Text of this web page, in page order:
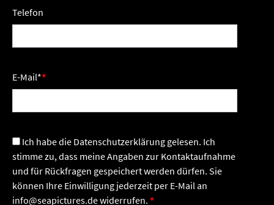
Telefon
E-Mail*
stimme zu, dass meine Angaben zur Kontaktaufnahme
und für Rückfragen gespeichert werden dürfen. Sie
können Ihre Einwilligung jederzeit per E-Mail an
info@seapictures.de widerrufen.